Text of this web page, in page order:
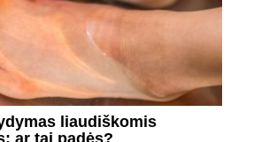
liaudiškomis
ar tai padės?